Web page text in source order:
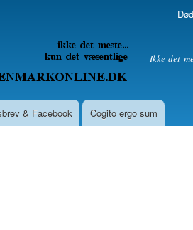
content
Ikke det
& Facebook Cogito ergo sum